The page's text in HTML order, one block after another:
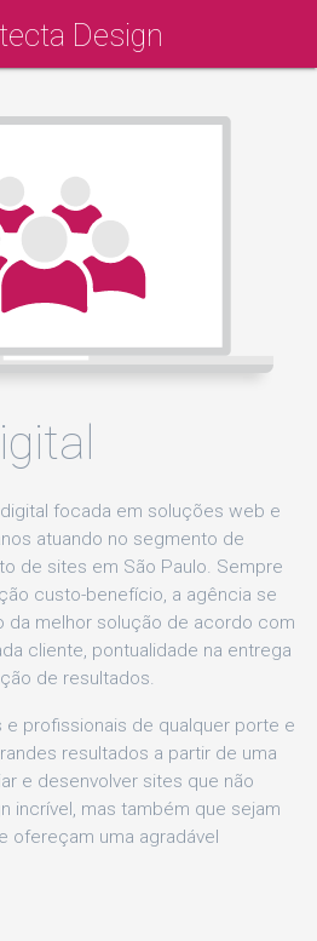
Design
focada em soluções web e
atuando no segmento de
de sites em São Paulo. Sempre
custo-benefício, a agência se
da melhor solução de acordo com
cliente, pontualidade na entrega
de resultados.
e profissionais de qualquer porte e
resultados a partir de uma
e desenvolver sites que não
incrível, mas também que sejam
ofereçam uma agradável